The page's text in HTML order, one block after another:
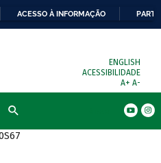
ACESSO À INFORMAÇÃO
ENGLISH
ACESSIBILIDADE
A+ A-